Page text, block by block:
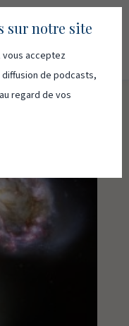
sur notre site
vous acceptez
de podcasts,
regard de vos